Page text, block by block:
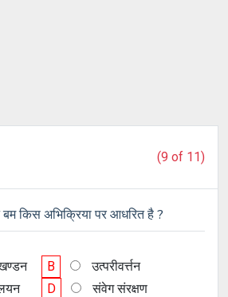
(9 of 11)
बम किस अभिक्रिया पर आधरित है ?
B
उत्परीवर्त्तन
D संवेग संरक्षण